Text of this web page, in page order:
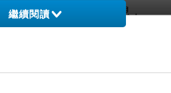
好生活，好好吃飯休息，
也無法練習，
繼續閱讀